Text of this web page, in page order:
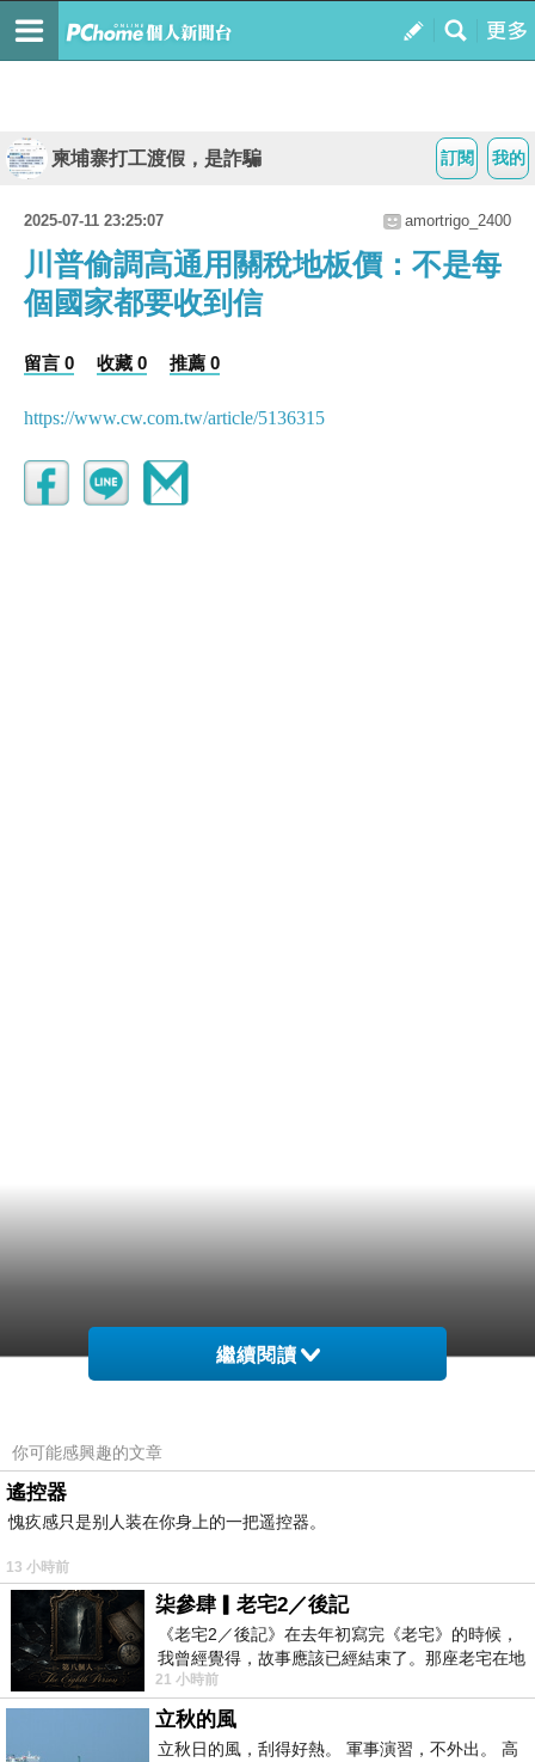
我的
訂閱
柬埔寨打工渡假，是詐騙
2025-07-11 23:25:07 amortrigo_2400
川普偷調高通用關稅地板價：不是每
個國家都要收到信
留言 0 收藏 0 推薦 0
https://www.cw.com.tw/article/5136315
繼續閱讀
你可能感興趣的文章
遙控器
愧疚感只是别人装在你身上的一把遥控器。
13 小時前
柒參肆▎老宅2／後記
《老宅2／後記》在去年初寫完《老宅》的時候，
我曾經覺得，故事應該已經結束了。那座老宅在地
震中倒塌，七個人終於離開那片黑暗，
21 小時前
立秋的風
立秋日的風，刮得好熱。 軍事演習，不外出。 高